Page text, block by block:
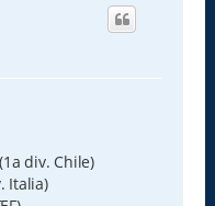
div. Chile)
Italia)